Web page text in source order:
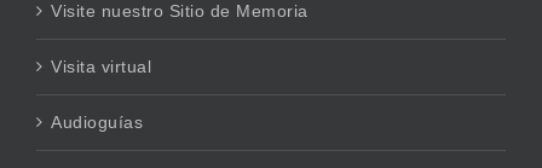
Visite nuestro Sitio de Memoria
Visita virtual
Audioguías